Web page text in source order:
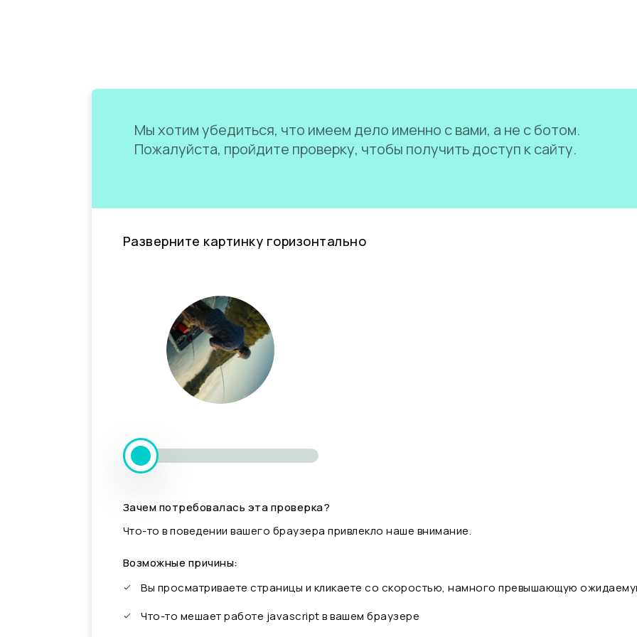
Мы хотим убедиться, что имеем дело именно с вами, а не с ботом.
Пожалуйста, пройдите проверку, чтобы получить доступ к сайту.
Разверните картинку горизонтально
Зачем потребовалась эта проверка?
Что-то в поведении вашего браузера привлекло наше внимание.
Возможные причины:
Вы просматриваете страницы и кликаете со скоростью, намного превышающую
Что-то мешает работе javascript в вашем браузере